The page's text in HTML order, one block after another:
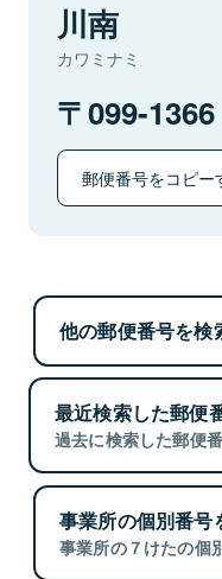
川南
カワミナミ
099-1366
郵便番号をコピー
他の郵便番号を検
最近検索した郵便
過去に検索した郵便
事業所の個別番号
事業所の７けたの個